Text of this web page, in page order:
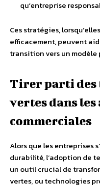
qu’entreprise
Ces stratégies,
efficacement, peuvent
transition vers un modèle
Tirer parti des
vertes dans
commerciales
Alors que les entreprises
durabilité, l’adoption de
un outil crucial de
vertes, ou technologies